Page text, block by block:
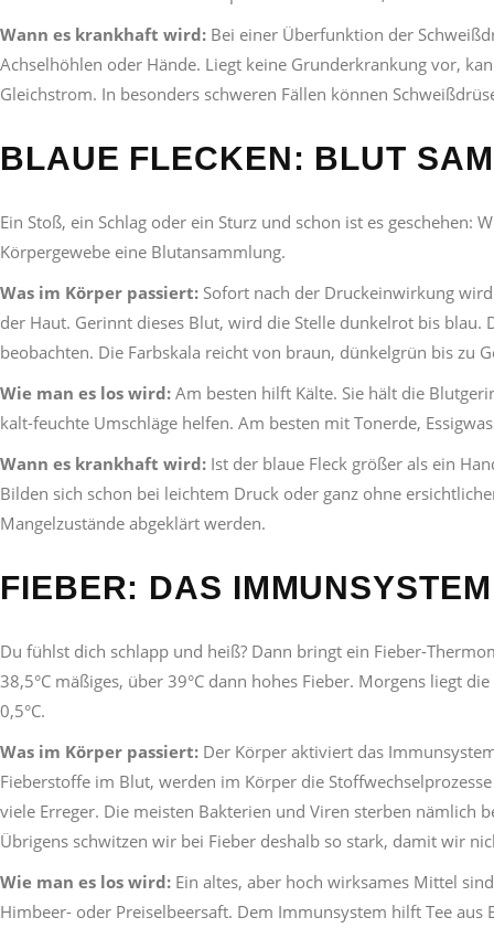
Wann es krankhaft wird: Bei einer Überfunktion der
Achselhöhlen oder Hände. Liegt keine Grunderkrankung vor,
Gleichstrom. In besonders schweren Fällen können
BLAUE FLECKEN: BLUT
Ein Stoß, ein Schlag oder ein Sturz und schon ist es
Körpergewebe eine Blutansammlung.
Was im Körper passiert: Sofort nach der Druckeinwirkung
der Haut. Gerinnt dieses Blut, wird die Stelle dunkelrot bis
beobachten. Die Farbskala reicht von braun, dünkelgrün bis zu
Wie man es los wird: Am besten hilft Kälte. Sie hält die
kalt-feuchte Umschläge helfen. Am besten mit Tonerde,
Wann es krankhaft wird: Ist der blaue Fleck größer als ein
Bilden sich schon bei leichtem Druck oder ganz ohne
Mangelzustände abgeklärt werden.
FIEBER: DAS
Du fühlst dich schlapp und heiß? Dann bringt ein Fieber-
38,5°C mäßiges, über 39°C dann hohes Fieber. Morgens liegt
0,5°C.
Was im Körper passiert: Der Körper aktiviert das
Fieberstoffe im Blut, werden im Körper die
viele Erreger. Die meisten Bakterien und Viren sterben nämlich
Übrigens schwitzen wir bei Fieber deshalb so stark, damit wir
Wie man es los wird: Ein altes, aber hoch wirksames Mittel
Himbeer- oder Preiselbeersaft. Dem Immunsystem hilft Tee